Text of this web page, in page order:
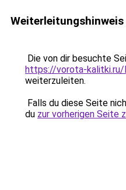
Weiterleitungshinweis
Die von dir besuchte
https://vorota-kalitki.ru/
weiterzuleiten.
Falls du diese Seite
du zur vorherigen Seite